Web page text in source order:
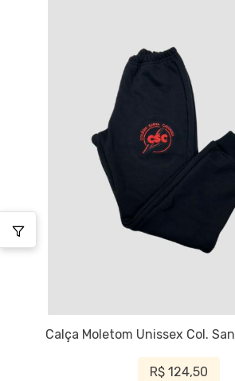
Calça Moletom Unissex Col.
R$ 124,50